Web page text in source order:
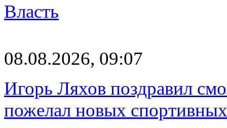
Власть
08.08.2026, 09:07
Игорь Ляхов поздравил
пожелал новых